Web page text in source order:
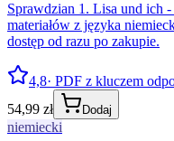
Sprawdzian 1. Lisa und ich
materiałów z języka
dostęp od razu po zakupie.
4,8· PDF z kluczem
54,99 zł
Dodaj
niemiecki